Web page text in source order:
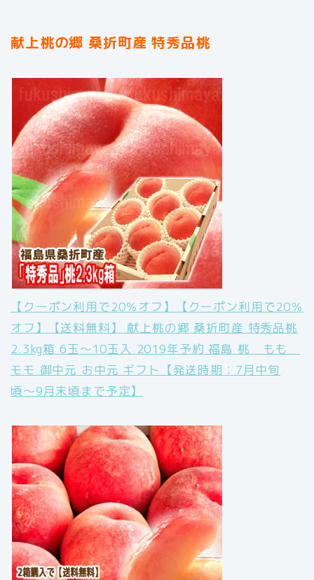
献上桃の郷 桑折町産 特秀品桃
【クーポン利用で20％オフ】【クーポン利用で20％
オフ】【送料無料】 献上桃の郷 桑折町産 特秀品桃
2.3kg箱 6玉〜10玉入 2019年予約 福島 桃 もも
モモ 御中元 お中元 ギフト【発送時期：7月中旬
頃〜9月末頃まで予定】